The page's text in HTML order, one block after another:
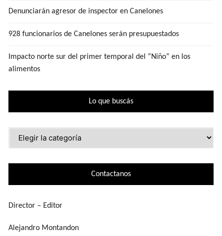
Denunciarán agresor de inspector en Canelones
928 funcionarios de Canelones serán presupuestados
Impacto norte sur del primer temporal del “Niño” en los
alimentos
Lo que buscás
Contactanos
Director – Editor
Alejandro Montandon